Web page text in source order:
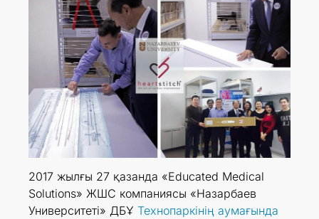
2017 жылғы 27 қазанда «Educated Medical
Solutions» ЖШС компаниясы «Назарбаев
Университеті» ДБҰ Технопаркінің аумағында